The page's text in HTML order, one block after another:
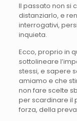
Il passato non si
distanziarlo, e
interrogativi,
inquieta.
Ecco, proprio in
sottolineare
stessi, e sapere
amiamo e che
non fare scelte
per scardinare il
forza, della